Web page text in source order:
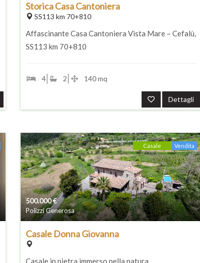
Storica Casa Cantoniera
SS113 km 70+810
Affascinante Casa Cantoniera Vista Mare – Cefalù,
SS113 km 70+810
4 2 140 mq
Dettagli
500.000€
Polizzi Generosa
Vendita
Casale
Casale Donna Giovanna
Casale in pietra immerso nella natura